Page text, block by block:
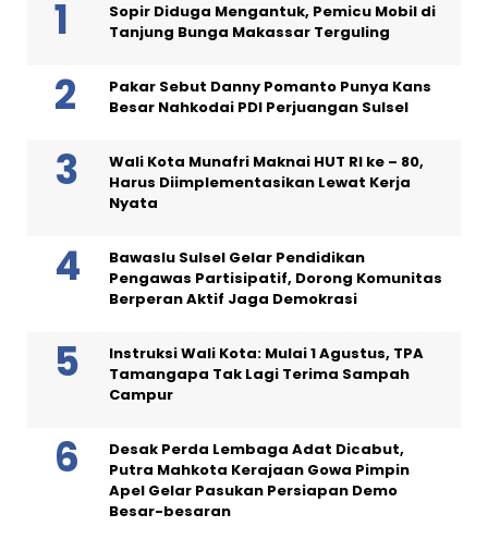
Sopir Diduga Mengantuk, Pemicu Mobil di
Tanjung Bunga Makassar Terguling
Pakar Sebut Danny Pomanto Punya Kans
Besar Nahkodai PDI Perjuangan Sulsel
Wali Kota Munafri Maknai HUT RI ke – 80,
Harus Diimplementasikan Lewat Kerja
Nyata
Bawaslu Sulsel Gelar Pendidikan
Pengawas Partisipatif, Dorong Komunitas
Berperan Aktif Jaga Demokrasi
Instruksi Wali Kota: Mulai 1 Agustus, TPA
Tamangapa Tak Lagi Terima Sampah
Campur
Desak Perda Lembaga Adat Dicabut,
Putra Mahkota Kerajaan Gowa Pimpin
Apel Gelar Pasukan Persiapan Demo
Besar-besaran